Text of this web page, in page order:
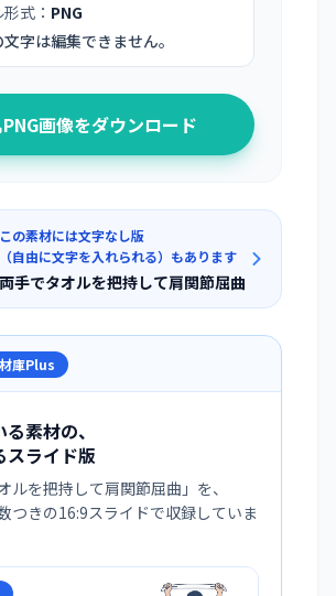
式： PNG
字は編集できません。
PNG画像をダウンロード
この素材には文字なし版
（自由に文字を入れられる）もあります
両手でタオルを把持して肩関節屈曲
庫Plus
素材の、
スライド版
ルを把持して肩関節屈曲 」を、
つきの16:9スライドで収録していま